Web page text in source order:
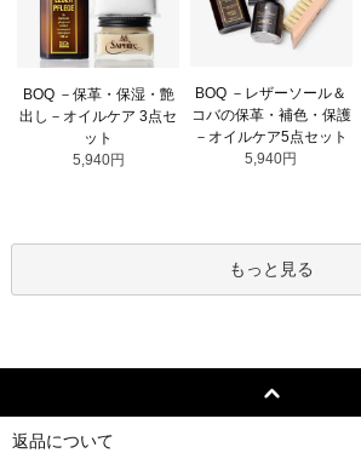
BOQ －保革・保湿・艶
出し－オイルケア 3点セ
ット
5,940円
BOQ －レザーソール＆
コバの保革・補色・保護
－オイルケア5点セット
5,940円
もっと見る
返品について